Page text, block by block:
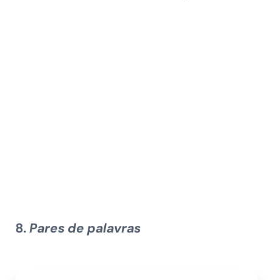
8.Pares de palavras